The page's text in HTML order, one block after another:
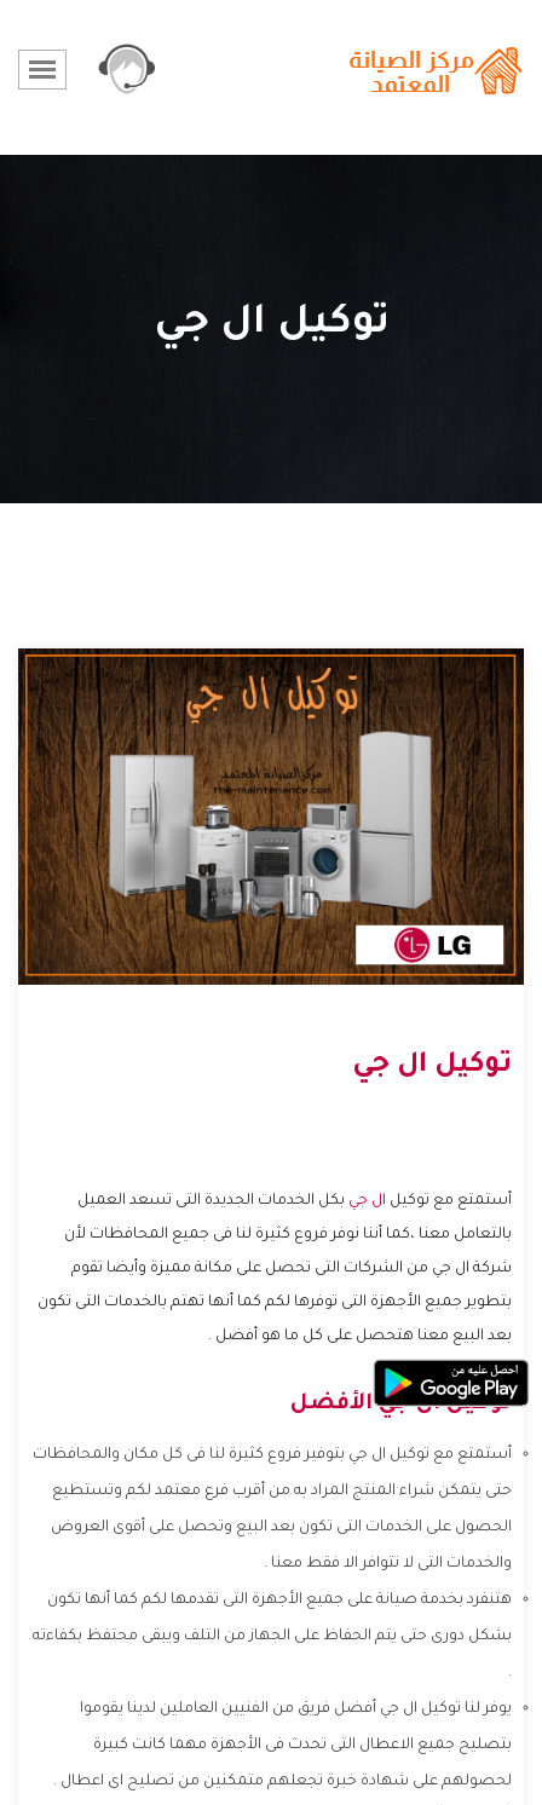
توكيل ال جي
توكيل ال جي
أستمتع مع توكيل ال جي بكل الخدمات الجديدة التى تسعد العميل
بالتعامل معنا ،كما أننا نوفر فروع كثيرة لنا فى جميع المحافظات لأن
شركة ال جي من الشركات التى تحصل على مكانة مميزة وأيضا تقوم
بتطوير جميع الأجهزة التى توفرها لكم كما أنها تهتم بالخدمات التى تكون
بعد البيع معنا هتحصل على كل ما هو أفضل .
توكيل ال جي الأفضل
أستمتع مع توكيل ال جي بتوفير فروع كثيرة لنا فى كل مكان والمحافظات
حتى يتمكن شراء المنتج المراد به من أقرب فرع معتمد لكم وتستطيع
الحصول على الخدمات التى تكون بعد البيع وتحصل على أقوى العروض
والخدمات التى لا تتوافر الا فقط معنا .
هتنفرد بخدمة صيانة على جميع الأجهزة التى تقدمها لكم كما أنها تكون
بشكل دورى حتى يتم الحفاظ على الجهاز من التلف ويبقى محتفظ بكفاءته
.
يوفر لنا توكيل ال جي أفضل فريق من الفنيين العاملين لدينا يقوموا
بتصليح جميع الاعطال التى تحدث فى الأجهزة مهما كانت كبيرة
لحصولهم على شهادة خبرة تجعلهم متمكنين من تصليح اى اعطال .